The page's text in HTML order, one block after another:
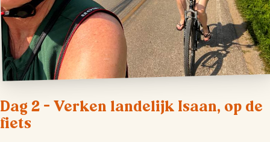
Dag 2 – Verken landelijk Isaan, op de
fiets